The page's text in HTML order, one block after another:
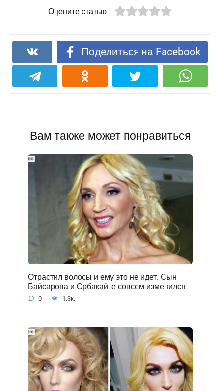
Оцените статью
Поделиться на Facebook
Вам также может понравиться
Отрастил волосы и ему это не идет. Сын
Байсарова и Орбакайте совсем изменился
0 1.3к.